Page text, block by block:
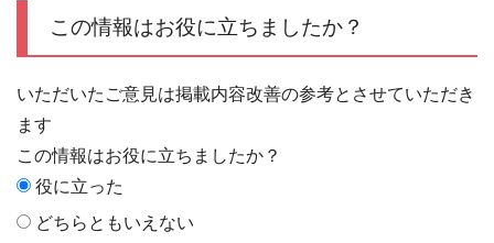
この情報はお役に立ちましたか？
いただいたご意見は掲載内容改善の参考とさせていただき
ます
この情報はお役に立ちましたか？
役に立った
どちらともいえない